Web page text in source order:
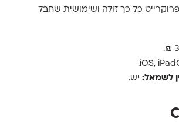
כל כך זולה ושימושית שחבל
לשמאל:יש.